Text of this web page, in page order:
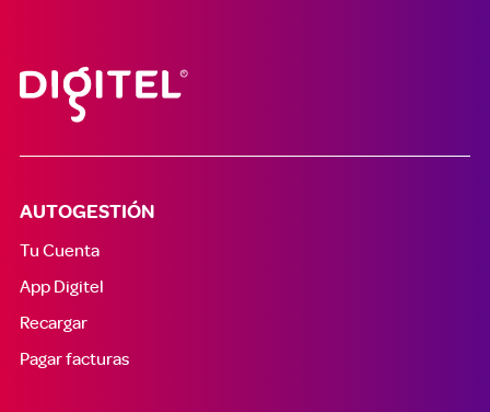
AUTOGESTIÓN
Tu Cuenta
App Digitel
Recargar
Pagar facturas